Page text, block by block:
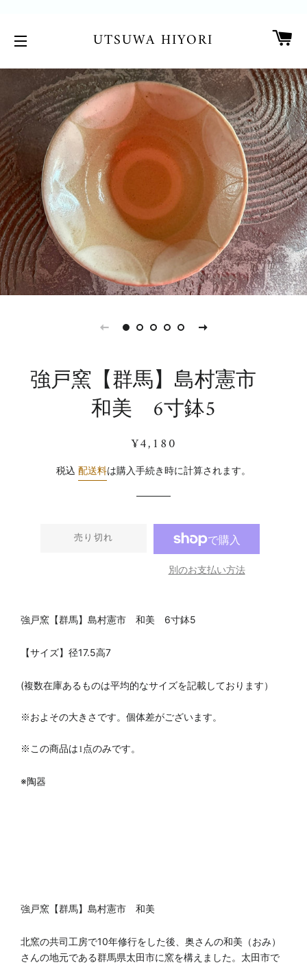
UTSUWA HIYORI
強戸窯【群馬】島村憲市
和美 6寸鉢5
通
価
販
価
¥4,180
税込 配送料は購入手続き時に計算されます。
売り切れ
別のお支払い方法
強戸窯【群馬】島村憲市 和美 6寸鉢5
【サイズ】径17.5高7
(複数在庫あるものは平均的なサイズを記載しております）
※およその大きさです。個体差がございます。
※この商品は1点のみです。
※陶器
強戸窯【群馬】島村憲市 和美
北窯の共司工房で10年修行をした後、奥さんの和美（おみ）
さんの地元である群馬県太田市に窯を構えました。 太田市で